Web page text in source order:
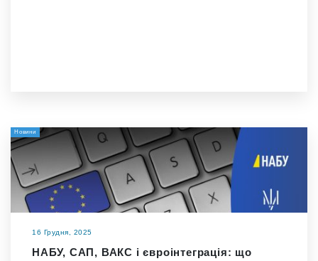
Новини
16 Грудня, 2025
НАБУ, САП, ВАКС і євроінтеграція: що